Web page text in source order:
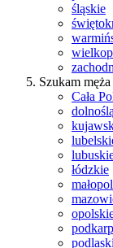
śląskie
Szukam męża
Cała
łódzkie